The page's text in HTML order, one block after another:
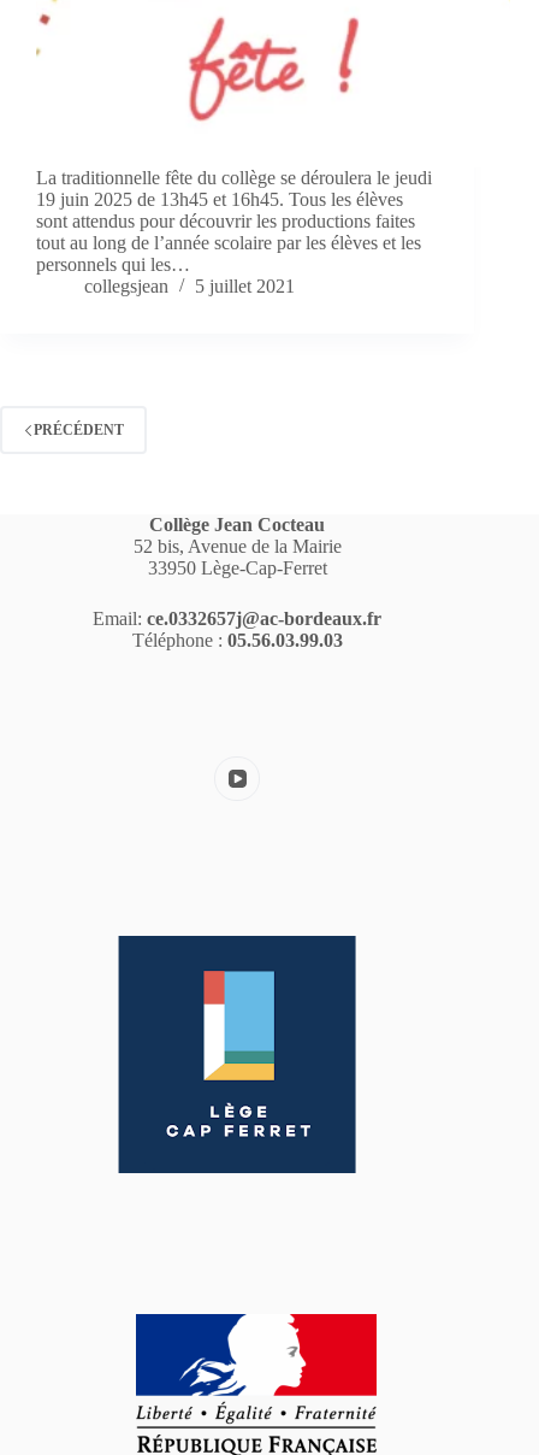
La traditionnelle fête du collège se déroulera le jeudi
19 juin 2025 de 13h45 et 16h45. Tous les élèves
sont attendus pour découvrir les productions faites
tout au long de l’année scolaire par les élèves et les
personnels qui les…
collegsjean
5 juillet 2021
PRÉCÉDENT
Collège Jean Cocteau
52 bis, Avenue de la Mairie
33950 Lège-Cap-Ferret
Email:ce.0332657j@ac-bordeaux.fr
Téléphone : 05.56.03.99.03